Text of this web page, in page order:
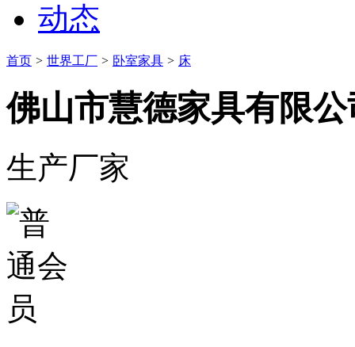
动态
首页 > 世界工厂 > 卧室家具 > 床
佛山市慧德家具有限公
生产厂家